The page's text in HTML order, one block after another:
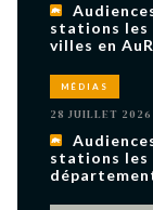
sur
stations les
villes en
MÉDIAS
28 JUILLET 2026
stations les